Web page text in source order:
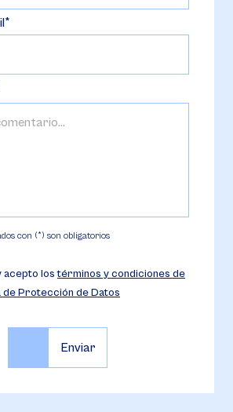
con (*) son obligatorios
acepto lostérminos y condiciones de
de Protección de Datos